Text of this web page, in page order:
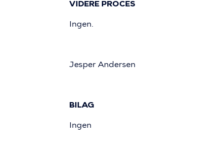
VIDERE PROCES
Ingen.
Jesper Andersen
BILAG
Ingen